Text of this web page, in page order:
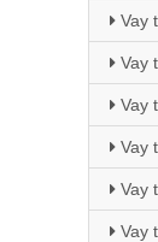
Vay
Vay
Vay
Vay
Vay
Vay